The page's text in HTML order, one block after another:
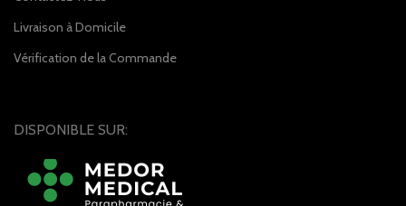
Livraison à Domicile
Vérification de la Commande
DISPONIBLE SUR: